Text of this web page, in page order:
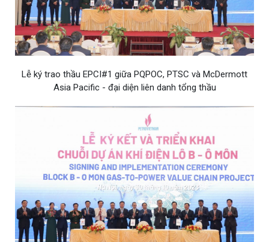
Lễ ký trao thầu EPCI#1 giữa PQPOC, PTSC và McDermott
Asia Pacific - đại diện liên danh tổng thầu